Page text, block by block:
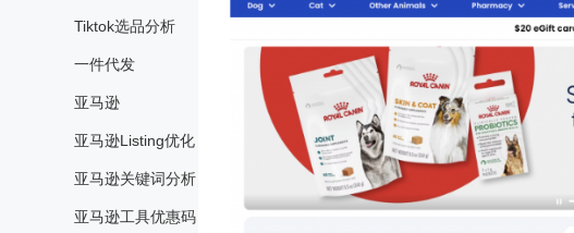
Tiktok选品分析
一件代发
亚马逊
亚马逊Listing优化
亚马逊关键词分析
亚马逊工具优惠码